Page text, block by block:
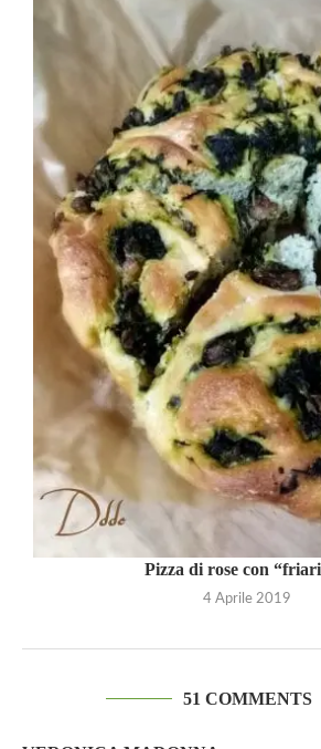
Pizza di rose con
4 Aprile 2019
51 COMMENTS